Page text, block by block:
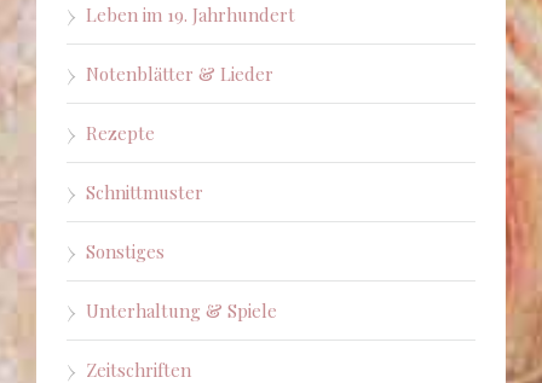
Leben im 19. Jahrhundert
Notenblätter & Lieder
Rezepte
Schnittmuster
Sonstiges
Unterhaltung & Spiele
Zeitschriften